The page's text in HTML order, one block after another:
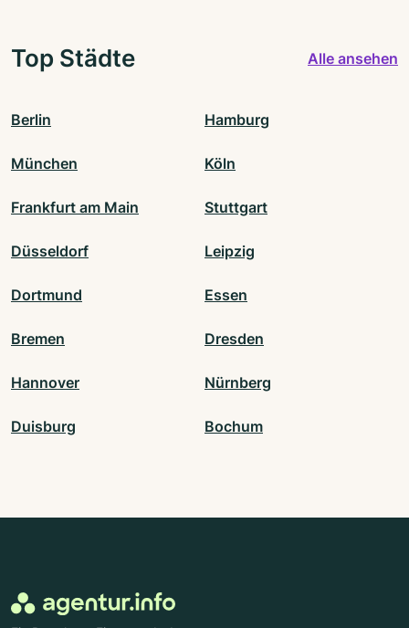
Top Städte Alle ansehen
Berlin Hamburg
München Köln
Frankfurt am Main Stuttgart
Düsseldorf Leipzig
Dortmund Essen
Bremen Dresden
Hannover Nürnberg
Duisburg Bochum